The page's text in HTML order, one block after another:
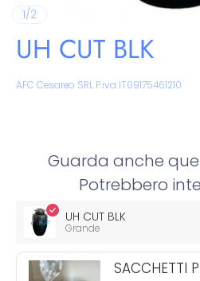
1/
di2
UH CUT BLK
Venditore:
AFC Cesareo SRL P.iva IT09175461210
Guarda anche
Potrebbero
UH CUT BLK
Grande
SACCHETTI